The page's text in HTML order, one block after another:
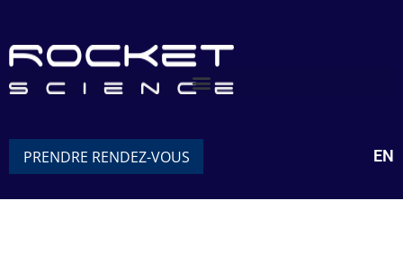
PRENDRE RENDEZ-VOUS EN